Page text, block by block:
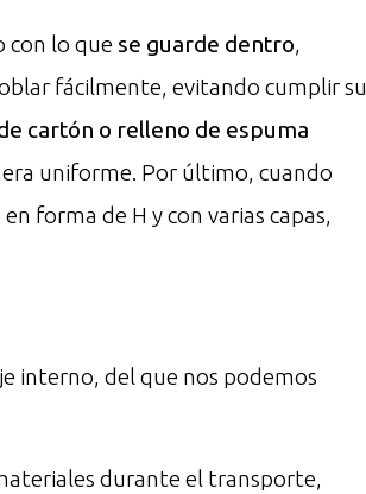
con lo que se guarde dentro,
fácilmente, evitando cumplir su
cartón o relleno de espuma
uniforme. Por último, cuando
forma de H y con varias capas,
interno, del que nos podemos
durante el transporte,